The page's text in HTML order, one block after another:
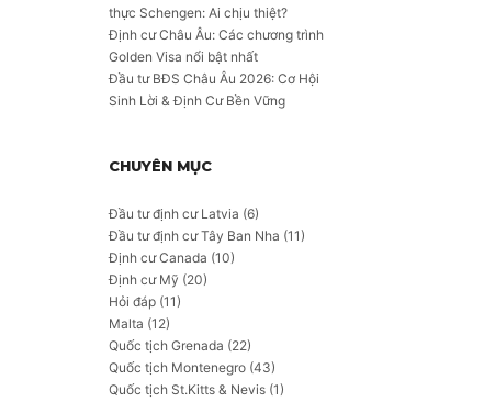
thực Schengen: Ai chịu thiệt?
Định cư Châu Âu: Các chương trình
Golden Visa nổi bật nhất
Đầu tư BĐS Châu Âu 2026: Cơ Hội
Sinh Lời & Định Cư Bền Vững
CHUYÊN MỤC
Đầu tư định cư Latvia (6)
Đầu tư định cư Tây Ban Nha (11)
Định cư Canada (10)
Định cư Mỹ (20)
Hỏi đáp (11)
Malta (12)
Quốc tịch Grenada (22)
Quốc tịch Montenegro (43)
Quốc tịch St.Kitts & Nevis (1)